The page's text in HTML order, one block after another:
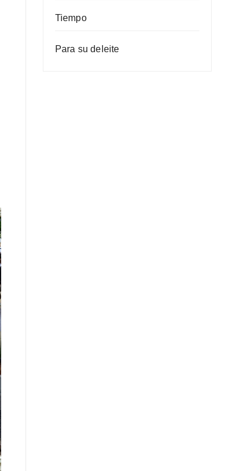
Tiempo
Para su deleite